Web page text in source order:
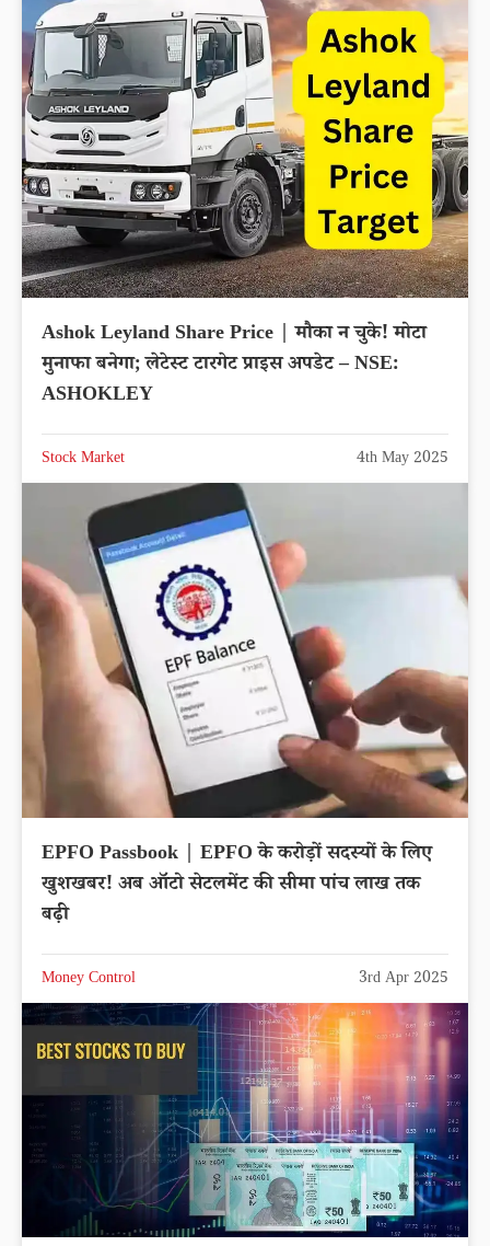
Ashok Leyland Share Price | मौका न चुके! मोटा
मुनाफा बनेगा; लेटेस्ट टारगेट प्राइस अपडेट – NSE:
ASHOKLEY
Stock Market 4th May 2025
EPFO Passbook | EPFO के करोड़ों सदस्यों के लिए
खुशखबर! अब ऑटो सेटलमेंट की सीमा पांच लाख तक
बढ़ी
Money Control 3rd Apr 2025